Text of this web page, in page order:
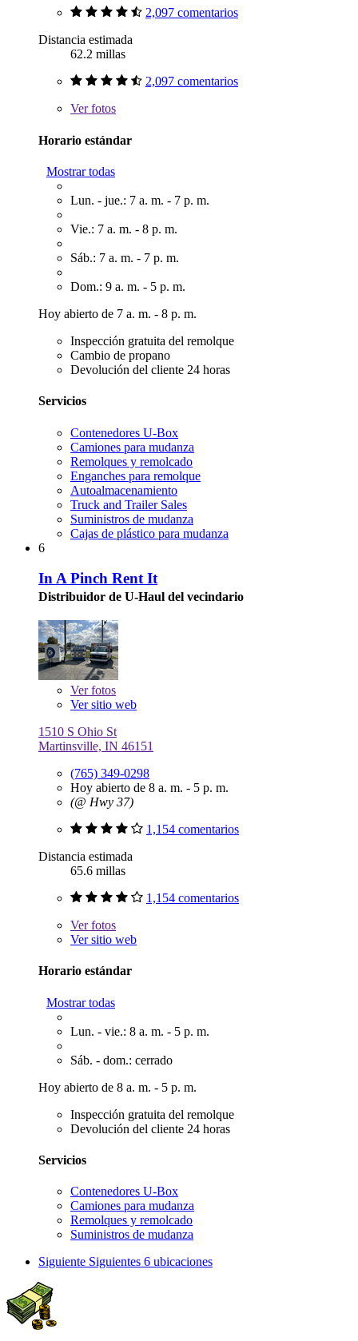
2,097 comentarios
Distancia estimada
62.2 millas
2,097 comentarios
Verfotos
Horario estándar
Mostrar todas
Lun. - jue.: 7 a. m. - 7 p. m.
Vie.: 7 a. m. - 8 p. m.
Sáb.: 7 a. m. - 7 p. m.
Dom.: 9 a. m. - 5 p. m.
Hoy abierto de 7 a. m. - 8 p. m.
Inspección gratuita del remolque
Cambio de propano
Devolución del cliente 24 horas
Servicios
Contenedores U-Box
Camiones para mudanza
Remolques y remolcado
Enganches para remolque
Autoalmacenamiento
Truck and Trailer Sales
Suministros de mudanza
Cajas de plástico para mudanza
6
In A Pinch Rent It
Distribuidor de U-Haul del vecindario
Verfotos
Ver sitio web
1510 S Ohio St
Martinsville, IN 46151
(765) 349-0298
Hoy abierto de 8 a. m. - 5 p. m.
(@ Hwy 37)
1,154 comentarios
Distancia estimada
65.6 millas
1,154 comentarios
Verfotos
Ver sitio web
Horario estándar
Mostrar todas
Lun. - vie.: 8 a. m. - 5 p. m.
Sáb. - dom.: cerrado
Hoy abierto de 8 a. m. - 5 p. m.
Inspección gratuita del remolque
Devolución del cliente 24 horas
Servicios
Contenedores U-Box
Camiones para mudanza
Remolques y remolcado
Suministros de mudanza
Siguiente Siguientes 6 ubicaciones